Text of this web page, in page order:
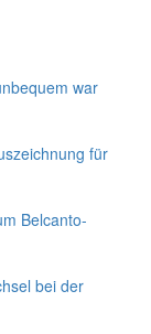
war
für
Belcanto-
bei der